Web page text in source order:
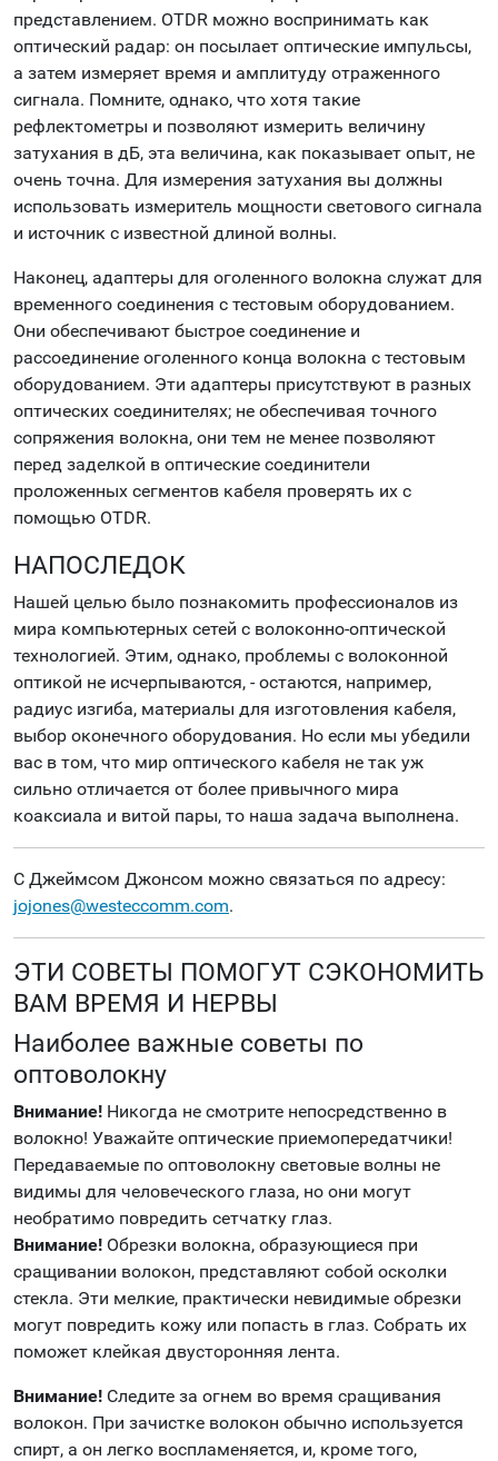
представлением. OTDR можно воспринимать как
оптический радар: он посылает оптические импульсы,
а затем измеряет время и амплитуду отраженного
сигнала. Помните, однако, что хотя такие
рефлектометры и позволяют измерить величину
затухания в дБ, эта величина, как показывает опыт, не
очень точна. Для измерения затухания вы должны
использовать измеритель мощности светового сигнала
и источник с известной длиной волны.
Наконец, адаптеры для оголенного волокна служат для
временного соединения с тестовым оборудованием.
Они обеспечивают быстрое соединение и
рассоединение оголенного конца волокна с тестовым
оборудованием. Эти адаптеры присутствуют в разных
оптических соединителях; не обеспечивая точного
сопряжения волокна, они тем не менее позволяют
перед заделкой в оптические соединители
проложенных сегментов кабеля проверять их с
помощью OTDR.
НАПОСЛЕДОК
Нашей целью было познакомить профессионалов из
мира компьютерных сетей с волоконно-оптической
технологией. Этим, однако, проблемы с волоконной
оптикой не исчерпываются, - остаются, например,
радиус изгиба, материалы для изготовления кабеля,
выбор оконечного оборудования. Но если мы убедили
вас в том, что мир оптического кабеля не так уж
сильно отличается от более привычного мира
коаксиала и витой пары, то наша задача выполнена.
С Джеймсом Джонсом можно связаться по адресу:
jojones@westeccomm.com.
ЭТИ СОВЕТЫ ПОМОГУТ СЭКОНОМИТЬ
ВАМ ВРЕМЯ И НЕРВЫ
Наиболее важные советы по
оптоволокну
Внимание! Никогда не смотрите непосредственно в
волокно! Уважайте оптические приемопередатчики!
Передаваемые по оптоволокну световые волны не
видимы для человеческого глаза, но они могут
необратимо повредить сетчатку глаз.
Внимание! Обрезки волокна, образующиеся при
сращивании волокон, представляют собой осколки
стекла. Эти мелкие, практически невидимые обрезки
могут повредить кожу или попасть в глаз. Собрать их
поможет клейкая двусторонняя лента.
Внимание! Следите за огнем во время сращивания
волокон. При зачистке волокон обычно используется
спирт, а он легко воспламеняется, и, кроме того,